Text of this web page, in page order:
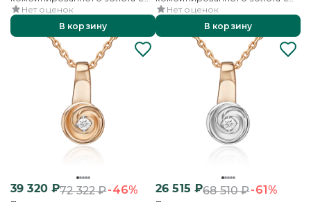
бриллиантом
Нет оценок
В корзину
бриллиантом
Нет оценок
В корзину
39 320₽72 322₽-46% 26 515 ₽68 510₽-61%